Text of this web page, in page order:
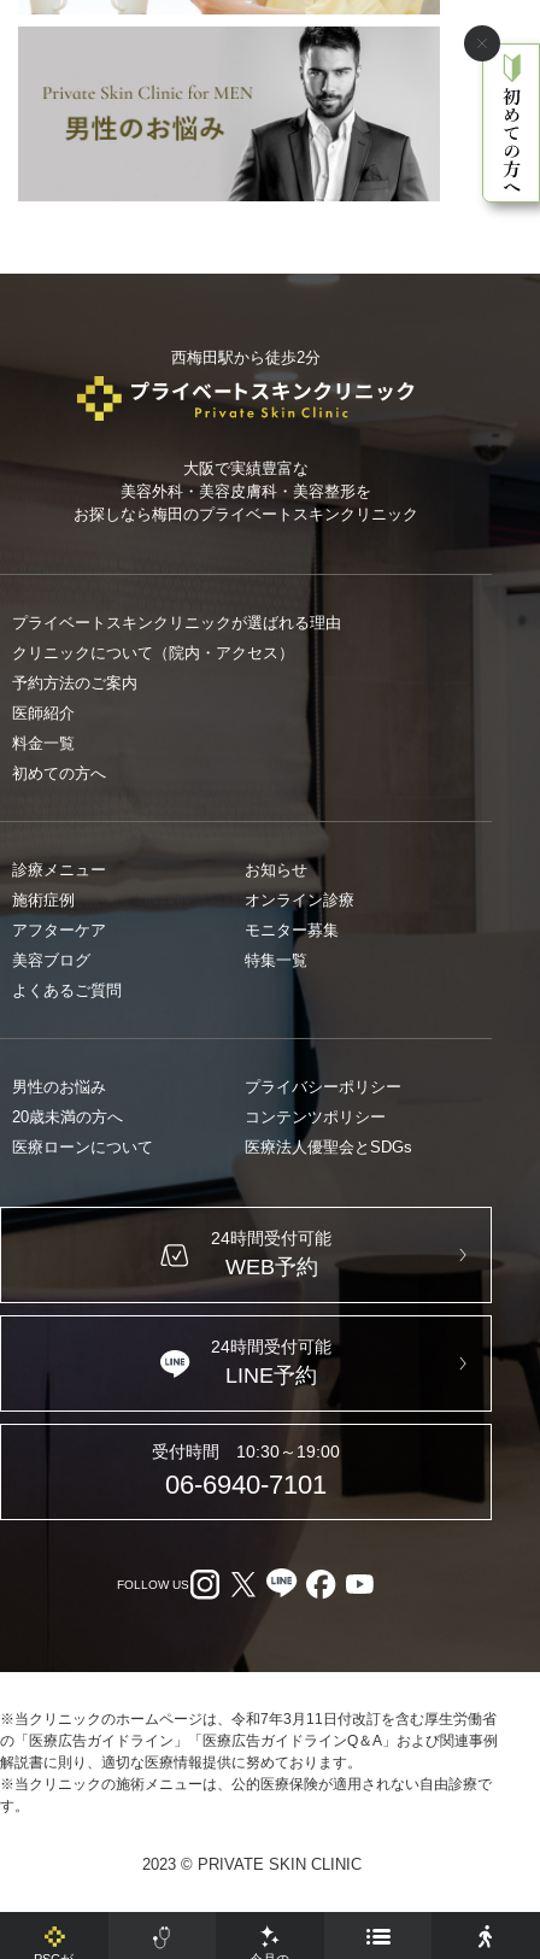
西梅田駅から徒歩2分
大阪で実績豊富な
美容外科・美容皮膚科・美容整形を
お探しなら梅田のプライベートスキンクリニック
プライベートスキンクリニックが選ばれる理由
クリニックについて（院内・アクセス）
予約方法のご案内
医師紹介
料金一覧
初めての方へ
診療メニュー
施術症例
アフターケア
美容ブログ
よくあるご質問
お知らせ
オンライン診療
モニター募集
特集一覧
男性のお悩み
20歳未満の方へ
医療ローンについて
プライバシーポリシー
コンテンツポリシー
医療法人優聖会とSDGs
24時間受付可能
WEB予約
24時間受付可能
LINE予約
受付時間 10:30～19:00
06-6940-7101
FOLLOW US
※当クリニックのホームページは、令和7年3月11日付改訂を含む厚生労働省
の「医療広告ガイドライン」「医療広告ガイドラインQ＆A」および関連事例
解説書に則り、適切な医療情報提供に努めております。
※当クリニックの施術メニューは、公的医療保険が適用されない自由診療で
す。
2023 © PRIVATE SKIN CLINIC